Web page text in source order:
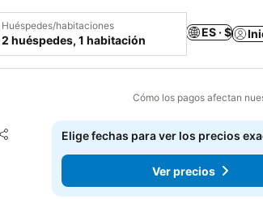
Huéspedes/habitaciones
2 huéspedes, 1 habitación
ES · $
Cómo los pagos afectan
Compartir
Agregar a favoritos
Elige fechas para ver los precios
Ver precios